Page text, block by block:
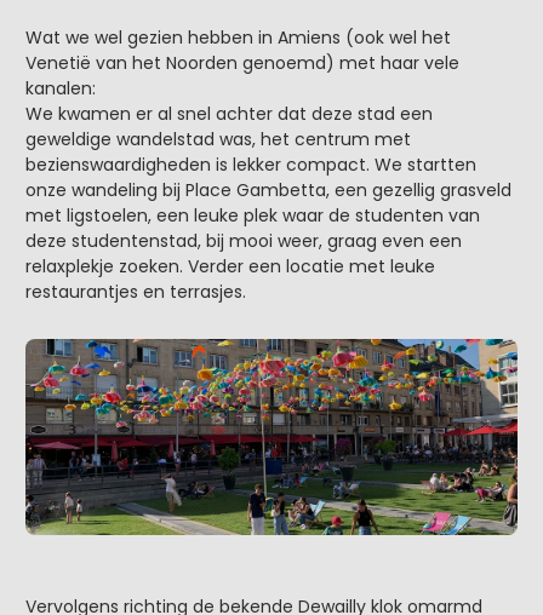
Wat we wel gezien hebben in Amiens (ook wel het
Venetië van het Noorden genoemd) met haar vele
kanalen:
We kwamen er al snel achter dat deze stad een
geweldige wandelstad was, het centrum met
bezienswaardigheden is lekker compact. We startten
onze wandeling bij Place Gambetta, een gezellig grasveld
met ligstoelen, een leuke plek waar de studenten van
deze studentenstad, bij mooi weer, graag even een
relaxplekje zoeken. Verder een locatie met leuke
restaurantjes en terrasjes.
Vervolgens richting de bekende Dewailly klok omarmd